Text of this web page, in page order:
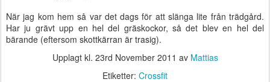
När jag kom hem så var det dags för att slänga lite från trädgård.
Har ju grävt upp en hel del gräskockor, så det blev en hel del
bärande (eftersom skottkärran är trasig).
Upplagt kl. 23rd November 2011 av Mattias
Etiketter: Crossfit